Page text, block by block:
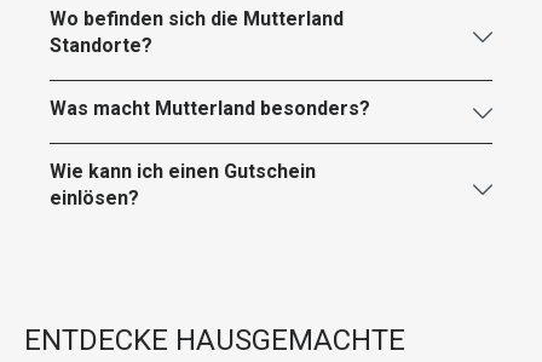
Wo befinden sich die Mutterland
Standorte?
Was macht Mutterland besonders?
Wie kann ich einen Gutschein
einlösen?
ENTDECKE HAUSGEMACHTE